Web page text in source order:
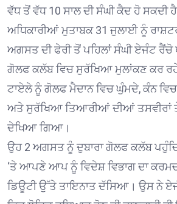
ਵੱਧ ਤੋਂ ਵੱਧ 10 ਸਾਲ ਦੀ ਸੰਘੀ ਕੈਦ ਹੋ ਸਕਦੀ
ਅਧਿਕਾਰੀਆਂ ਮੁਤਾਬਕ 31 ਜੁਲਾਈ ਨੂੰ
ਅਗਸਤ ਦੀ ਫੇਰੀ ਤੋਂ ਪਹਿਲਾਂ ਸੰਘੀ ਏਜੰਟ
ਗੋਲਫ ਕਲੱਬ ਵਿਚ ਸੁਰੱਖਿਆ ਮੁਲਾਂਕਣ ਕਰ
ਟਾਏਲੇ ਨੂੰ ਗੋਲਫ ਮੈਦਾਨ ਵਿਚ ਘੁੰਮਦੇ, ਕੰਨ
ਅਤੇ ਸੁਰੱਖਿਆ ਤਿਆਰੀਆਂ ਦੀਆਂ ਤਸਵੀਰਾਂ
ਦੇਖਿਆ ਗਿਆ।
ਉਹ 2 ਅਗਸਤ ਨੂੰ ਦੁਬਾਰਾ ਗੋਲਫ ਕਲੱਬ
‘ਤੇ ਆਪਣੇ ਆਪ ਨੂੰ ਵਿਦੇਸ਼ ਵਿਭਾਗ ਦਾ
ਡਿਊਟੀ ਉੱਤੇ ਤਾਇਨਾਤ ਦੱਸਿਆ। ਉਸ ਨੇ